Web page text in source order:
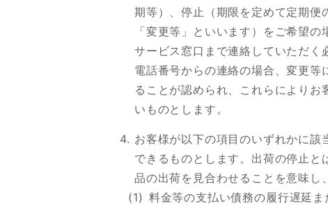
期等）、停止（期限を定めて定期便
「変更等」といいます）をご希望
サービス窓口まで連絡していただ
電話番号からの連絡の場合、変更
ることが認められ、これらにより
いものとします。
お客様が以下の項目のいずれかに
できるものとします。出荷の停止
品の出荷を見合わせることを意味し
料金等の支払い債務の履行遅延